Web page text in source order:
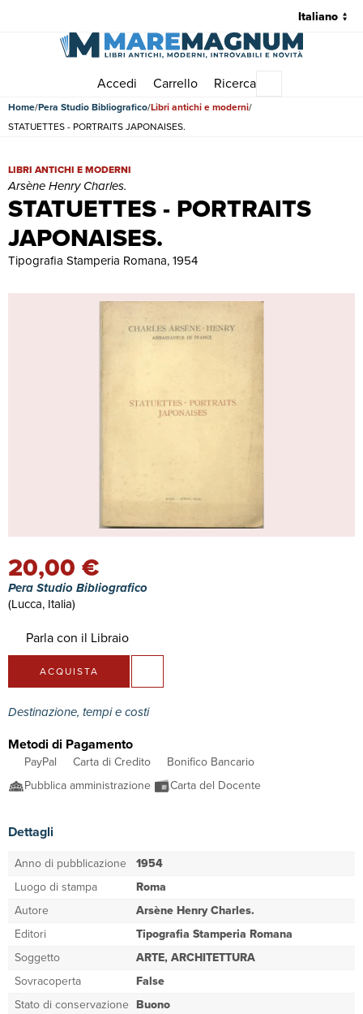
Accedi Carrello Ricerca
Home Pera Studio Bibliografico Libri antichi e moderni
STATUETTES - PORTRAITS JAPONAISES.
STATUETTES - PORTRAITS
JAPONAISES.
STATUETTES - PORTRAITS JAPONAISES. | Libri antichi e
LIBRI ANTICHI E MODERNI
Arsène Henry Charles.
Tipografia Stamperia Romana, 1954
20,00 €
Pera Studio Bibliografico
(Lucca, Italia)
Parla con il Libraio
ACQUISTA
Destinazione, tempi e costi
Metodi di Pagamento
PayPal Carta di Credito
Bonifico Bancario
Pubblica amministrazione
Carta del Docente
Dettagli
Anno di pubblicazione 1954
Luogo di stampa
Roma
Autore
Arsène Henry Charles.
Editori
Tipografia Stamperia Romana
Soggetto
ARTE, ARCHITETTURA
Sovracoperta
False
Stato di conservazione Buono